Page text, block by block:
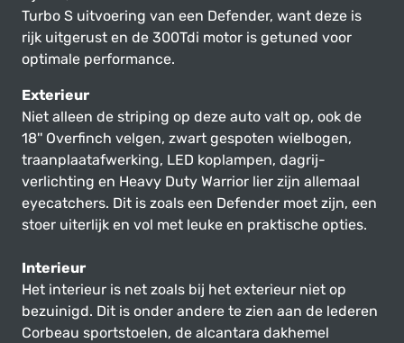
Turbo S uitvoering van een Defender, want deze is
rijk uitgerust en de 300Tdi motor is getuned voor
optimale performance.
Exterieur
Niet alleen de striping op deze auto valt op, ook de
18'' Overfinch velgen, zwart gespoten wielbogen,
traanplaatafwerking, LED koplampen, dagrij-
verlichting en Heavy Duty Warrior lier zijn allemaal
eyecatchers. Dit is zoals een Defender moet zijn, een
stoer uiterlijk en vol met leuke en praktische opties.
Interieur
Het interieur is net zoals bij het exterieur niet op
bezuinigd. Dit is onder andere te zien aan de lederen
Corbeau sportstoelen, de alcantara dakhemel